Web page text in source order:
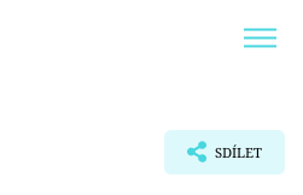
SDÍLET